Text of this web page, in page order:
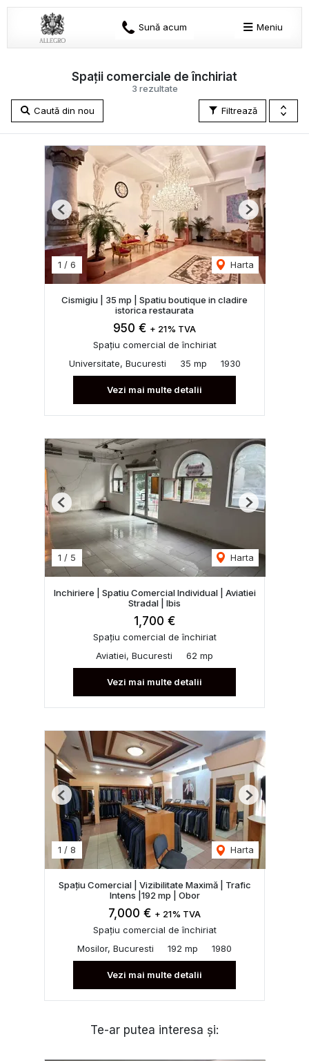
Sună acum Meniu
3 rezultate
Spații comerciale de închiriat
Filtrează
Caută din nou
1 / 6 Harta
Previous Next
Cismigiu | 35 mp | Spatiu boutique in cladire
istorica restaurata
950 € + 21% TVA
Spațiu comercial de închiriat
Universitate, Bucuresti
35 mp 1930
Vezi mai multe detalii
1 / 5 Harta
Previous Next
Inchiriere | Spatiu Comercial Individual | Aviatiei
Stradal | Ibis
1,700 €
Spațiu comercial de închiriat
Aviatiei, Bucuresti
62 mp
Vezi mai multe detalii
1 / 8 Harta
Previous Next
Spațiu Comercial | Vizibilitate Maximă | Trafic
Intens |192 mp | Obor
7,000 € + 21% TVA
Spațiu comercial de închiriat
Mosilor, Bucuresti
192 mp 1980
Vezi mai multe detalii
Te-ar putea interesa și: